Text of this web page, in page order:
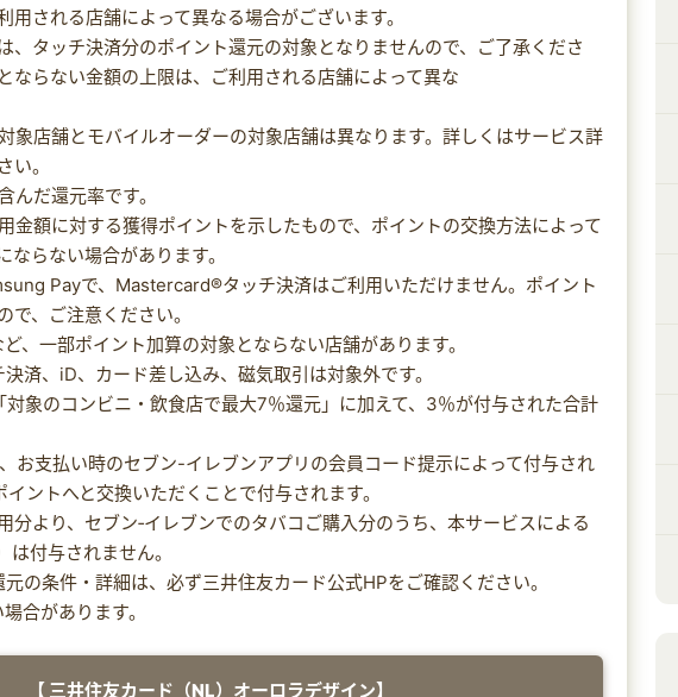
用される店舗によって異なる場合がございます。
、タッチ決済分のポイント還元の対象となりませんので、ご了承くださ
ならない金額の上限は、ご利用される店舗によって異な
象店舗とモバイルオーダーの対象店舗は異なります。詳しくはサービス詳
い。
んだ還元率です。
金額に対する獲得ポイントを示したもので、ポイントの交換方法によって
ならない場合があります。
Payで、Mastercard®タッチ決済はご利用いただけません。ポイント
で、ご注意ください。
、一部ポイント加算の対象とならない店舗があります。
済、iD、カード差し込み、磁気取引は対象外です。
象のコンビニ・飲食店で最大7％還元」に加えて、3％が付与された合計
お支払い時のセブン-イレブンアプリの会員コード提示によって付与され
ントへと交換いただくことで付与されます。
分より、セブン‐イレブンでのタバコご購入分のうち、本サービスによる
付与されません。
の条件・詳細は、必ず三井住友カード公式HPをご確認ください。
合があります。
【 三井住友カード（NL）オーロラデザイン】